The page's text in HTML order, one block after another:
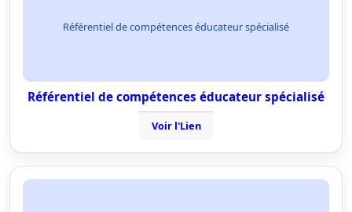
Référentiel de compétences éducateur spécialisé
Référentiel de compétences éducateur spécialisé
Voir l'Lien